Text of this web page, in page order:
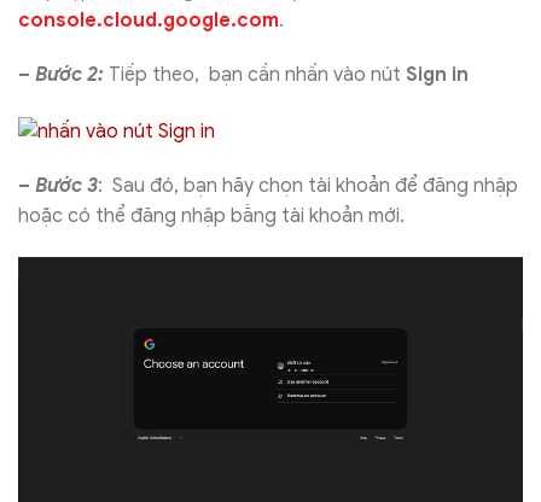
console.cloud.google.com.
– Bước 2: Tiếp theo, bạn cần nhấn vào nút Sign in
– Bước 3: Sau đó, bạn hãy chọn tài khoản để đăng nhập
hoặc có thể đăng nhập bằng tài khoản mới.